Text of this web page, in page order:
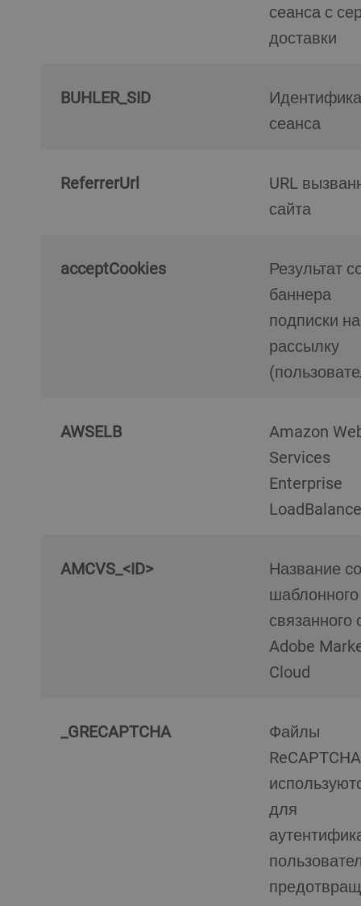
сеанса с
доставки
BUHLER_SID
Идентификатор
сеанса
ReferrerUrl
URL вызванного
сайта
acceptCookies
Результат сookie-
баннера
подписки на
рассылку
AWSELB
Amazon Web
Services
Enterprise
AMCVS_<ID>
Название cookie
шаблонного
связанного
Adobe
Cloud
_GRECAPTCHA
Файлы
ReCAPTCHA
для